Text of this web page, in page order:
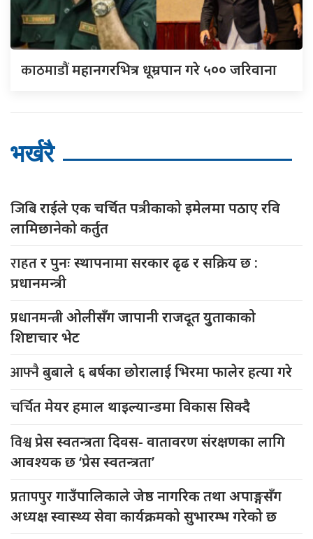
काठमाडौंमहानगरभित्र धूम्रपान गरे ५०० जरिवाना
भर्खरै
जिबिराईले एक चर्चित पत्रीकाको इमेलमा पठाए रवि
लामिछानेको कर्तुत
राहतर पुनः स्थापनामा सरकार ढृढ र सक्रिय छ :
प्रधानमन्त्री
प्रधानमन्त्रीओलीसँग जापानी राजदूत युुताकाको
शिष्टाचार भेट
आफ्नैबुबाले ६ बर्षका छोरालाई भिरमा फालेर हत्या गरे
चर्चितमेयर हमाल थाइल्यान्डमा विकास सिक्दै
विश्वप्रेस स्वतन्त्रता दिवस- वातावरण संरक्षणका लागि
आवश्यक छ ‘प्रेस स्वतन्त्रता’
प्रतापपुरगाउँपालिकाले जेष्ठ नागरिक तथा अपाङ्गसँग
अध्यक्ष स्वास्थ्य सेवा कार्यक्रमको सुभारम्भ गरेको छ